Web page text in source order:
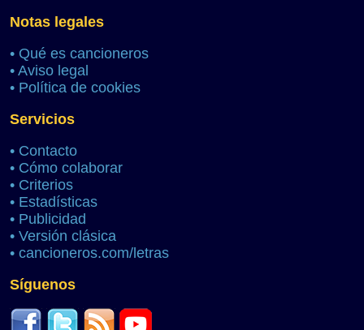
Notas legales
• Qué es cancioneros
• Aviso legal
• Política de cookies
Servicios
• Contacto
• Cómo colaborar
• Criterios
• Estadísticas
• Publicidad
• Versión clásica
• cancioneros.com/letras
Síguenos